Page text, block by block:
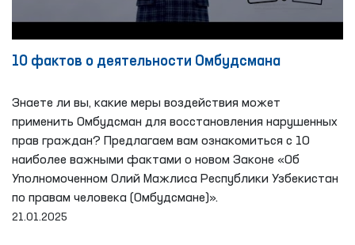
10 фактов о деятельности Омбудсмана
Знаете ли вы, какие меры воздействия может
применить Омбудсман для восстановления нарушенных
прав граждан? Предлагаем вам ознакомиться с 10
наиболее важными фактами о новом Законе «Об
Уполномоченном Олий Мажлиса Республики Узбекистан
по правам человека (Омбудсмане)».
21.01.2025